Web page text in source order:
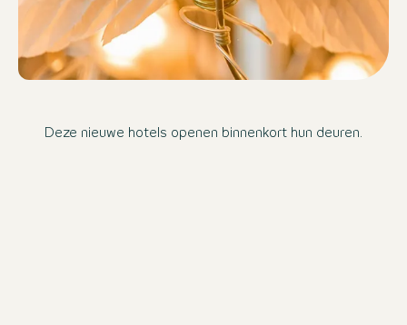
Deze nieuwe hotels openen binnenkort hun deuren.